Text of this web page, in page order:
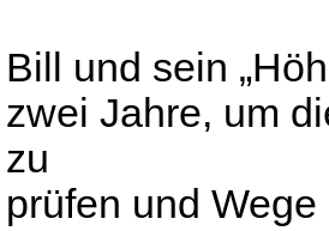
Bill und sein
zwei Jahre, um
zu
prüfen und